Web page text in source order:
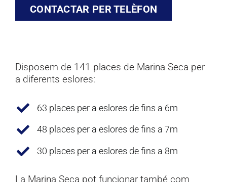
CONTACTAR PER TELÈFON
Disposem de 141 places de Marina Seca per
a diferents eslores:
63 places per a eslores de fins a 6m
48 places per a eslores de fins a 7m
30 places per a eslores de fins a 8m
La Marina Seca pot funcionar també com